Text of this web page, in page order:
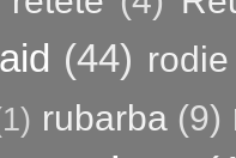
(44) rodie
rubarba (9)